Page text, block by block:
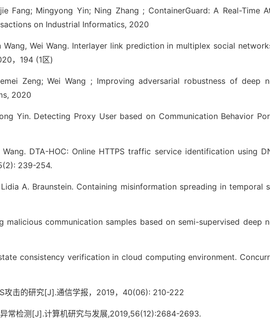
Fang; Mingyong Yin; Ning Zhang ; ContainerGuard: A Real-Time
on Industrial Informatics, 2020
Wang, Wei Wang. Interlayer link prediction in multiplex social
，194 (1区)
Zeng; Wei Wang ; Improving adversarial robustness of deep
2020
Yin. Detecting Proxy User based on Communication Behavior
DTA-HOC: Online HTTPS traffic service identification using
239-254.
A. Braunstein. Containing misinformation spreading in temporal
malicious communication samples based on semi-supervised deep
consistency verification in cloud computing environment.
攻击的研究[J].通信学报，2019，40(06): 210-222
常检测[J].计算机研究与发展,2019,56(12):2684-2693.